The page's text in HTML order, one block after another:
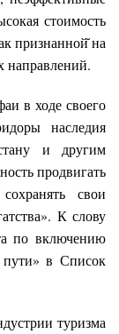
стоимость
признанной̆ на
направлений.
в ходе своего
наследия
и другим
продвигать
свои
К слову
по включению
пути» в Список
туризма